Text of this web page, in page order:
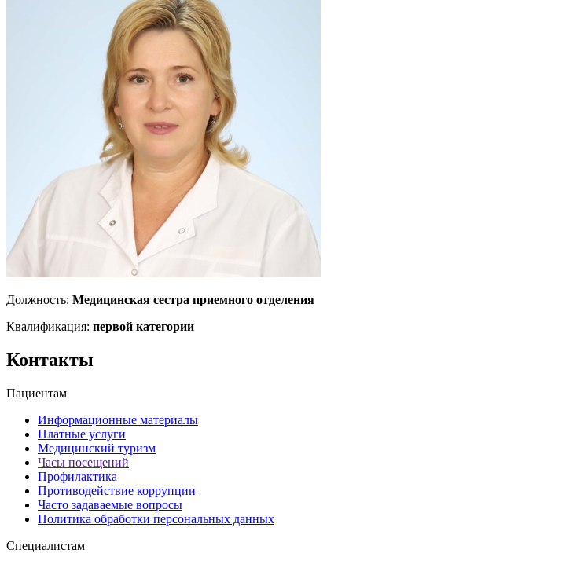
Должность: Медицинская сестра приемного отделения
Квалификация: первой категории
Контакты
Пациентам
Информационные материалы
Платные услуги
Медицинский туризм
Часы посещений
Профилактика
Противодействие коррупции
Часто задаваемые вопросы
Политика обработки персональных данных
Специалистам